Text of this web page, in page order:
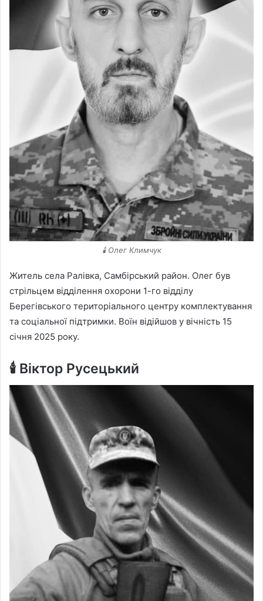
🕯 Олег Климчук
Житель села Ралівка, Самбірський район. Олег був
стрільцем відділення охорони 1-го відділу
Берегівського територіального центру комплектування
та соціальної підтримки. Воїн відійшов у вічність 15
січня 2025 року.
🕯 Віктор Русецький